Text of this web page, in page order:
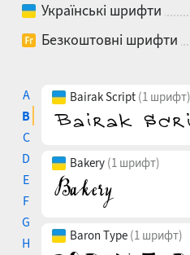
Українські шрифти
Безкоштовні шрифти
A
B
C
D
E
F
G
H
Bairak Script (1 шрифт)
Bakery (1 шрифт)
Baron Type (1 шрифт)